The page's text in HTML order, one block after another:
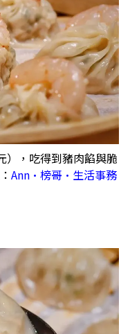
，吃得到豬肉餡與脆
Ann•榜哥•生活事務